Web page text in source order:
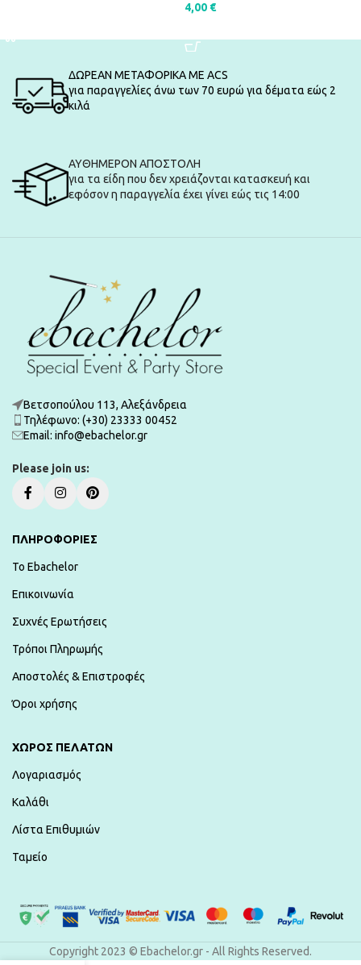
4,00 €
ΔΩΡΕΑΝ ΜΕΤΑΦΟΡΙΚΑ ΜΕ ACS
για παραγγελίες άνω των 70 ευρώ για δέματα εώς 2
κιλά
ΑΥΘΗΜΕΡΟΝ ΑΠΟΣΤΟΛΗ
για τα είδη που δεν χρειάζονται κατασκευή και
εφόσον η παραγγελία έχει γίνει εώς τις 14:00
Βετσοπούλου 113, Αλεξάνδρεια
Τηλέφωνο: (+30) 23333 00452
Εmail: info@ebachelor.gr
Please join us:
ΠΛΗΡΟΦΟΡΙΕΣ
To Ebachelor
Επικοινωνία
Συχνές Ερωτήσεις
Τρόποι Πληρωμής
Αποστολές & Επιστροφές
Όροι χρήσης
ΧΏΡΟΣ ΠΕΛΑΤΏΝ
Λογαριασμός
Καλάθι
Λίστα Επιθυμιών
Ταμείο
Copyright 2023 © Ebachelor.gr - All Rights Reserved.